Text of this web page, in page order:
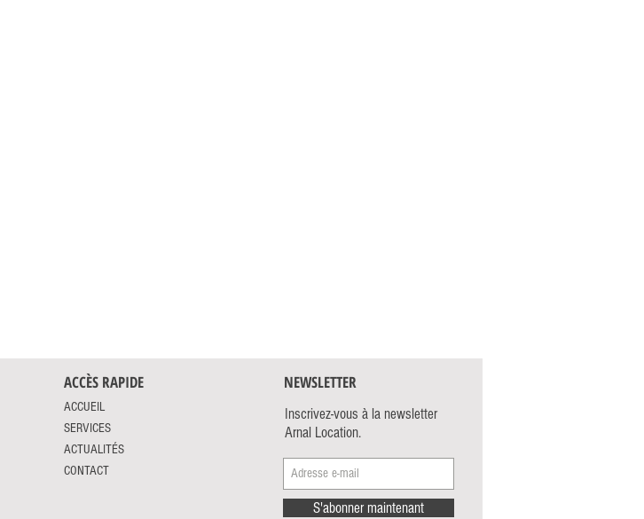
ACCÈS RAPIDE
ACCUEIL
SERVICES
ACTUALITÉS
CONTACT
NEWSLETTER
Inscrivez-vous à la newsletter
Arnal Location.
S'abonner maintenant